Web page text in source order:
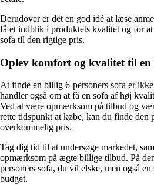
Derudover er det en god idé at læse
få et indblik i produktets kvalitet og for
sofa til den rigtige pris.
Oplev komfort og kvalitet til
At finde en billig 6-personers sofa er
handler også om at få en sofa af høj
Ved at være opmærksom på tilbud og
rette tidspunkt at købe, kan du finde den
overkommelig pris.
Tag dig tid til at undersøge markedet,
opmærksom på ægte billige tilbud. På
personers sofa, du vil elske, men også
budget.